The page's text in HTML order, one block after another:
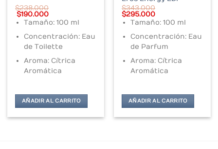
$238.000
Original
price
was:
$238.000.
$190.000Current
price
is:
$190.000.
Tamaño: 100 ml
Concentración: Eau
de Toilette
Aroma: Cítrica
Aromática
AÑADIR AL CARRITO
$343.000
Original
price
was:
$343.000.
$295.000Current
price
is:
$295.000.
Tamaño: 100 ml
Concentración: Eau
de Parfum
Aroma: Cítrica
Aromática
AÑADIR AL CARRITO